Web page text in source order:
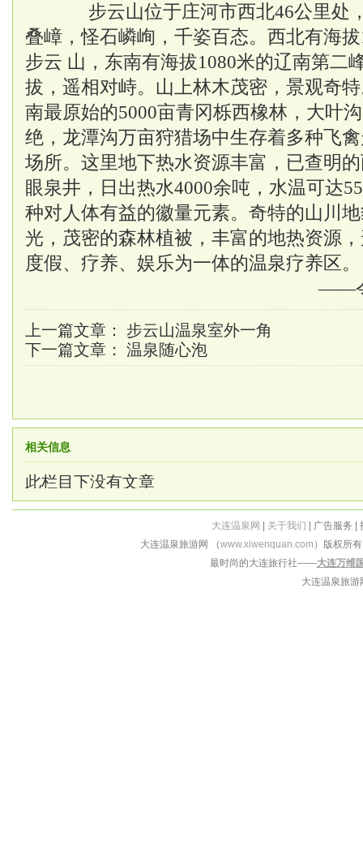
步云山位于庄河市西北46公里处
叠嶂，怪石嶙峋，千姿百态。西北有海
步云 山，东南有海拔1080米的辽南第二
拔，遥相对峙。山上林木茂密，景观奇
南最原始的5000亩青冈栎西橡林，大叶
绝，龙潭沟万亩狩猎场中生存着多种飞
场所。这里地下热水资源丰富，已查明
眼泉井，日出热水4000余吨，水温可达
种对人体有益的徽量元素。奇特的山川
光，茂密的森林植被，丰富的地热资源
度假、疗养、娱乐为一体的温泉疗养区。
——
上一篇文章： 步云山温泉室外一角
下一篇文章： 温泉随心泡
相关信息
此栏目下没有文章
大连温泉网 关于我们 | 广告服务 |
大连温泉旅游网 （www.xiwenquan.com ）版权所
最时尚的大连旅行社——大连万维
大连温泉旅